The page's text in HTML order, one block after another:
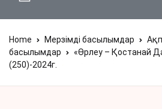
Home Мерзімді басылымдар
басылымдар
«Өрлеу – Қостанай
(250)-2024г.